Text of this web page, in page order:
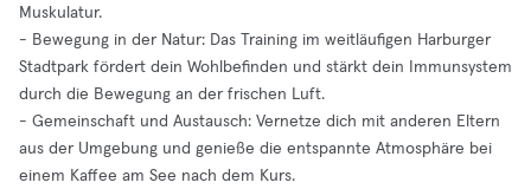
Muskulatur.
- Bewegung in der Natur: Das Training im weitläufigen Harburger
Stadtpark fördert dein Wohlbefinden und stärkt dein Immunsystem
durch die Bewegung an der frischen Luft.
- Gemeinschaft und Austausch: Vernetze dich mit anderen Eltern
aus der Umgebung und genieße die entspannte Atmosphäre bei
einem Kaffee am See nach dem Kurs.